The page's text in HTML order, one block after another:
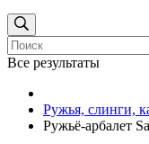
Все результаты
Ружья, слинги,
Ружьё-арбалет